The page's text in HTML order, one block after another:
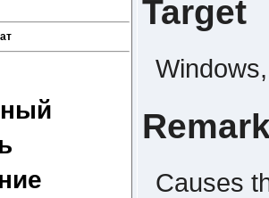
Target
Causes